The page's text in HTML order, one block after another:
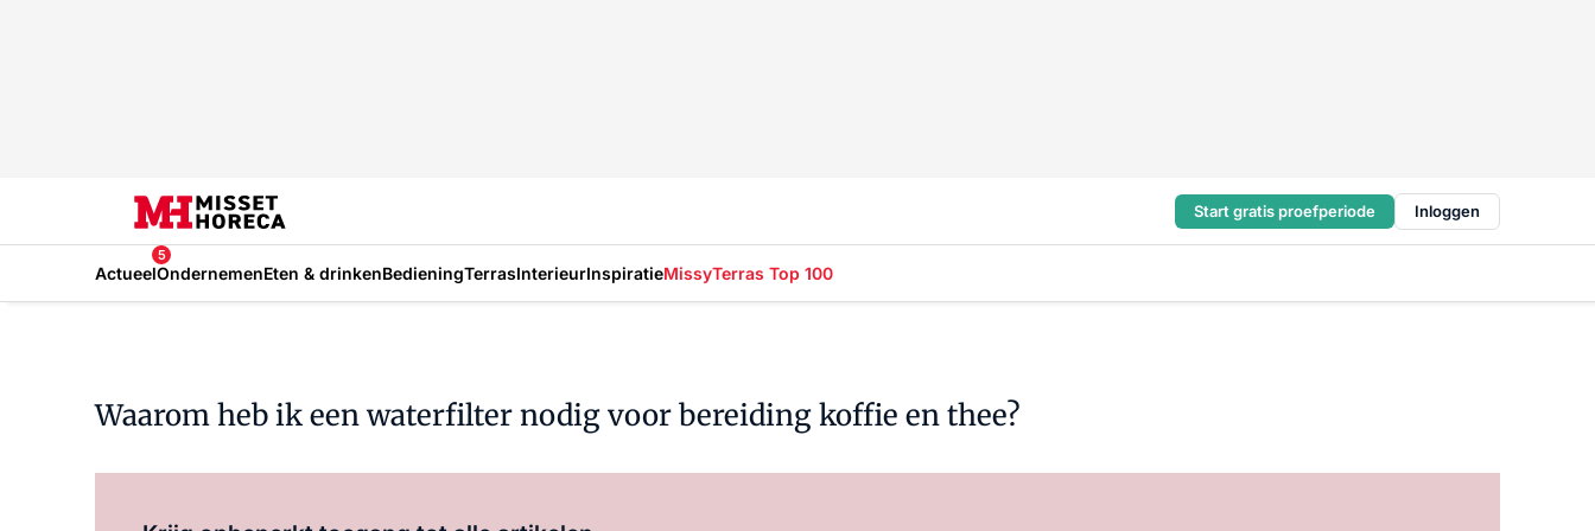
Start gratis proefperiode Inloggen
Actueel
5
OndernemenEten & drinkenBedieningTerrasInterieurInspiratieMissyTerras Top 100
Waarom heb ik een waterfilter nodig voor bereiding koffie en thee?